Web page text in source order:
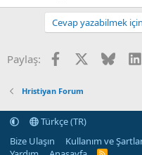
Cevap yazabilmek için
Paylaş: Facebook
Hristiyan Forum
Türkçe (TR)
Bize Ulaşın
Kullanım ve
R